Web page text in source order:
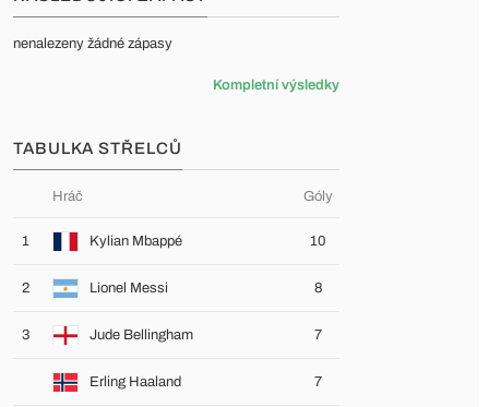
nenalezeny žádné zápasy
Kompletní výsledky
TABULKA STŘELCŮ
Hráč Góly
1 Kylian Mbappé 10
2 Lionel Messi 8
3 Jude Bellingham 7
Erling Haaland 7
Vždy aktivní
všechny tyto služby